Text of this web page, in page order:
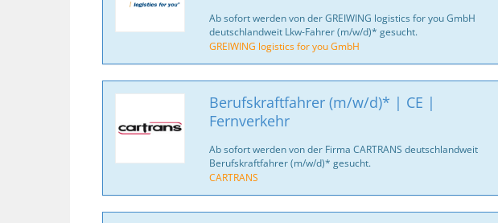
Ab sofort werden von der GREIWING logistics for you GmbH
deutschlandweit Lkw-Fahrer (m/w/d)* gesucht.
GREIWING logistics for you GmbH
Berufskraftfahrer (m/w/d)* | CE |
Fernverkehr
Ab sofort werden von der Firma CARTRANS deutschlandweit
Berufskraftfahrer (m/w/d)* gesucht.
CARTRANS